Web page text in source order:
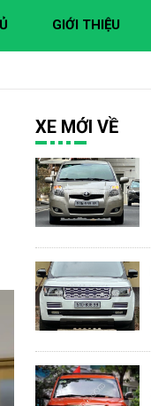
GIỚI THIỆU
XE MỚI VỀ